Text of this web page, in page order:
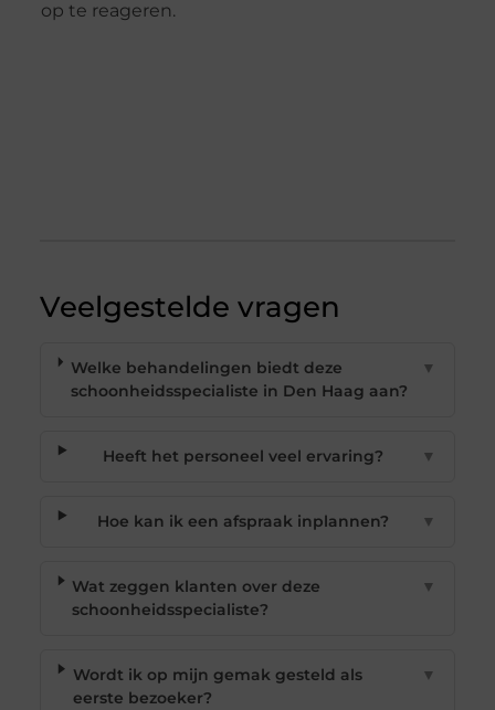
op te reageren.
Veelgestelde vragen
Welke behandelingen biedt deze
schoonheidsspecialiste in Den Haag aan?
▼
Heeft het personeel veel ervaring? ▼
Hoe kan ik een afspraak inplannen? ▼
Wat zeggen klanten over deze
schoonheidsspecialiste?
▼
Wordt ik op mijn gemak gesteld als
eerste bezoeker?
▼